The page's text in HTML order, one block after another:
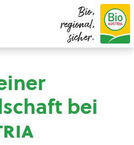
Bio,
regional,
sicher.
bei